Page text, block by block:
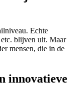
Echte
etc. blijven uit. Maar
mensen, die in de
innovatieve